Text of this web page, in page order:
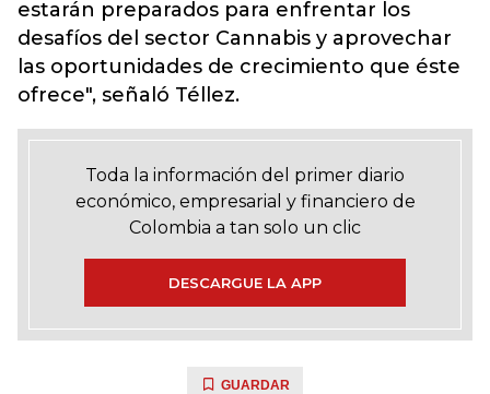
estarán preparados para enfrentar los
desafíos del sector Cannabis y aprovechar
las oportunidades de crecimiento que éste
ofrece", señaló Téllez.
Toda la información del primer diario
económico, empresarial y financiero de
Colombia a tan solo un clic
DESCARGUE LA APP
GUARDAR